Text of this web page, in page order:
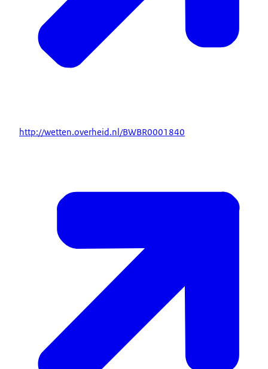
http://wetten.overheid.nl/BWBR0001840